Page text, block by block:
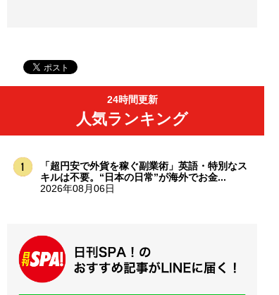
24時間更新
人気ランキング
「超円安で外貨を稼ぐ副業術」英語・特別なス
キルは不要。“日本の日常”が海外でお金...
2026年08月06日